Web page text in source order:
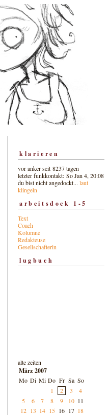
klarieren
vor anker seit 8237 tagen
letzter funkkontakt: So Jan 4, 20:08
du bist nicht angedockt... laut
klingeln
arbeitsdock 1-5
Text
Coach
Kolumne
Redakteuse
Gesellschafterin
lugbuch
alte zeiten
März 2007
Mo Di Mi Do Fr Sa So
1
2 3
4
5
6 7 8 9 10 11
12 13 14 15 16 17 18